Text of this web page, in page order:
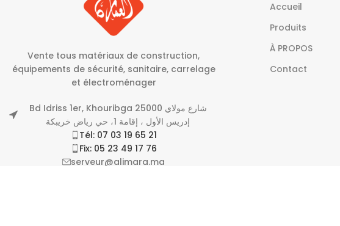
Vente tous matériaux de construction,
équipements de sécurité, sanitaire, carrelage
et électroménager
Bd Idriss 1er, Khouribga 25000 شارع مولاي
إدريس الأول ، إقامة 1، حي رياض خريبكة
Tél: 07 03 19 65 21
Fix: 05 23 49 17 76
serveur@alimara.ma
Accueil
Produits
À PROPOS
Contact